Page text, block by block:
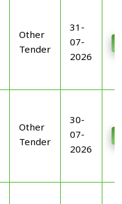
Other
Tender
31-
07-
2026
Other
Tender
30-
07-
2026